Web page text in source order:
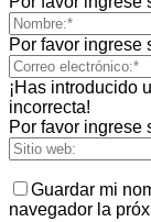
Por favor ingrese
¡Has introducido
incorrecta!
Por favor ingrese
Guardar mi
navegador la